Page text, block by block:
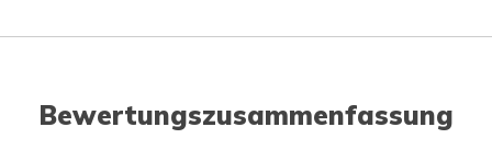
Bewertungszusammenfassung